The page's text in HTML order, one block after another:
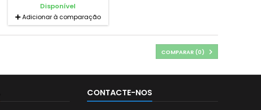
Disponível
Adicionar à comparação
COMPARAR (0)
CONTACTE-NOS